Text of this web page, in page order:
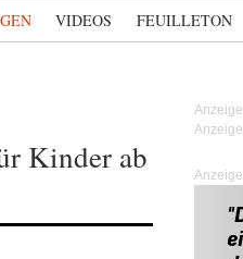
VIDEOS FEUILLETON
Kinder ab
Anzeige